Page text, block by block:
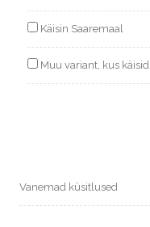
Käisin Saaremaal
Muu variant, kus käisid
Vanemad küsitlused